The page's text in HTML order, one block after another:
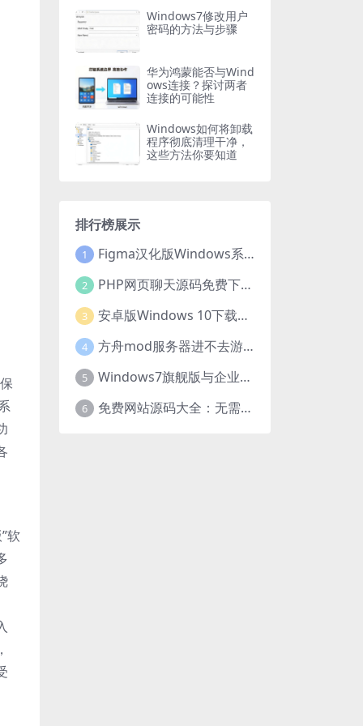
软
Windows7修改用户
密码的方法与步骤
华为鸿蒙能否与Wind
ows连接？探讨两者
连接的可能性
Windows如何将卸载
程序彻底清理干净，
这些方法你要知道
排行榜展示
1 Figma汉化版Windows系统下载安装全攻略
2 PHP网页聊天源码免费下载，开启便捷在线聊天开发之旅
3 安卓版Windows 10下载安装全攻略
4 方舟mod服务器进不去游戏？这些原因和解决办法你得知道
5 Windows7旗舰版与企业版大揭秘：差异之处全知晓
6 免费网站源码大全：无需下载，海量资源轻松获取